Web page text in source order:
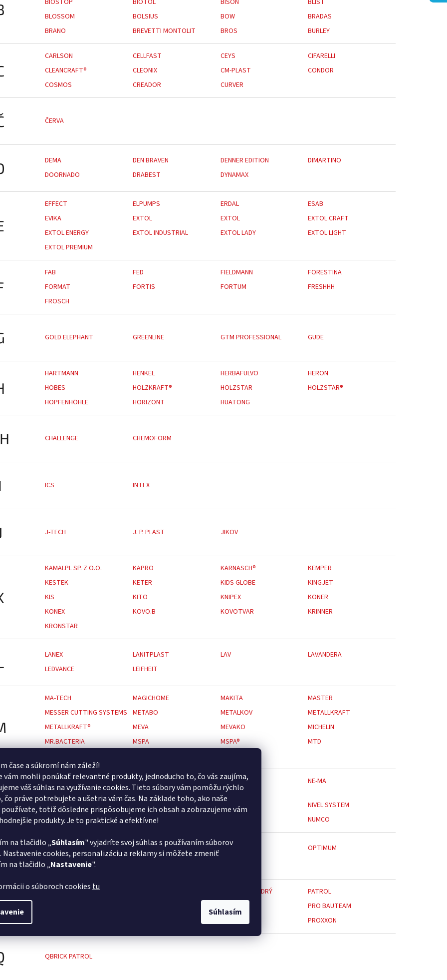
čase a súkromí nám záleží!
vám mohli ponúkať relevantné produkty, jednoducho to, čo vás zaujíma,
váš súhlas na využívanie cookies. Tieto súbory vám pomôžu rýchlo
čo práve potrebujete a ušetria vám čas. Na základe toho, ako naše
totiž dôsledne prispôsobujeme ich obsah a zobrazujeme vám
produkty. Je to praktické a efektívne!
na tlačidlo „Súhlasím" vyjadríte svoj súhlas s používaním súborov
Nastavenie cookies, personalizáciu a reklamy si môžete zmeniť
na tlačidlo „Nastavenie".
o súboroch cookies tu
Súhlasím
BLOSSOM
BOLSIUS BOW
BRADAS
BRANO
BREVETTI MONTOLIT BROS BURLEY
CARLSON CELLFAST CEYS
CIFARELLI
CLEANCRAFT®
CLEONIX CM-PLAST
CONDOR
COSMOS
CREADOR CURVER
ČERVA
DEMA DEN BRAVEN DENNER EDITION
DIMARTINO
DOORNADO
DRABEST DYNAMAX
EFFECT ELPUMPS ERDAL
ESAB
EVIKA
EXTOL EXTOL
EXTOL CRAFT
EXTOL ENERGY
EXTOL INDUSTRIAL EXTOL LADY
EXTOL LIGHT
EXTOL PREMIUM
FAB FED FIELDMANN
FORESTINA
FORMAT
FORTIS FORTUM
FRESHHH
FROSCH
GOLD ELEPHANT GREENLINE GTM PROFESSIONAL GUDE
HARTMANN HENKEL HERBAFULVO
HERON
HOBES
HOLZKRAFT® HOLZSTAR
HOLZSTAR®
HOPFENHÖHLE
HORIZONT HUATONG
CHALLENGE CHEMOFORM
ICS INTEX
J-TECH J. P. PLAST JIKOV
KAMAI.PL SP. Z O.O. KAPRO KARNASCH®
KEMPER
KESTEK
KETER KIDS GLOBE
KINGJET
KIS
KITO KNIPEX
KONER
KONEX
KOVO.B KOVOTVAR
KRINNER
KRONSTAR
LANEX LANITPLAST LAV
LAVANDERA
LEDVANCE
LEIFHEIT
MA-TECH MAGICHOME MAKITA
MASTER
MESSER CUTTING SYSTEMS METABO METALKOV
METALLKRAFT
METALLKRAFT®
MEVA MEVAKO
MICHELIN
MR.BACTERIA
MSPA MSPA®
MTD
NÁHRADNÝ DIEL
NEKATALOGIZOVANÝ
NAREX NATURE7 NE-MA
NECO NEERA
NIVEL SYSTEM
NO NAME
NORTON NUMCO
OKATSUNE OMICRON OPERA
OPTIMUM
OPTIMUM (QUANTUM)
PALRAM PAPÍRNA MOUDRÝ
PATROL
PRO BAUTEAM
PROTECT PROXXON
QBRICK PATROL